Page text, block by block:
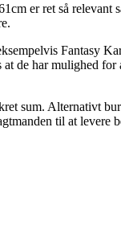
er ret så relevant
Fantasy
de har mulighed
sum. Alternativt
til at levere